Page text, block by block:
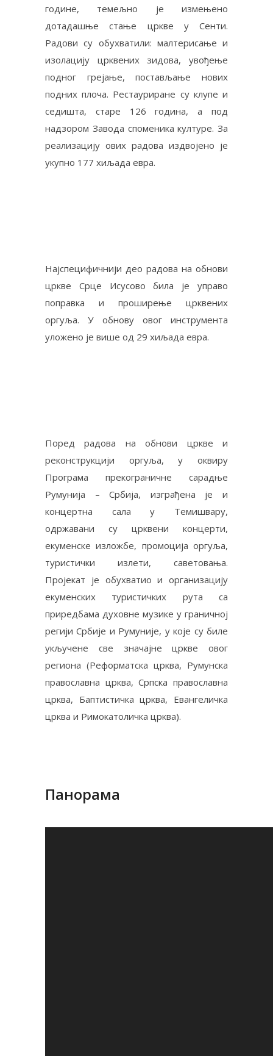
године, темељно је измењено
дотадашње стање цркве у Сенти.
Радови су обухватили: малтерисање и
изолацију црквених зидова, увођење
подног грејање, постављање нових
подних плоча. Рестауриране су клупе и
седишта, старе 126 година, а под
надзором Завода споменика културе. За
реализацију ових радова издвојено је
укупно 177 хиљада евра.
Најспецифичнији део радова на обнови
цркве Срце Исусово била је управо
поправка и проширење црквених
оргуља. У обнову овог инструмента
уложено је више од 29 хиљада евра.
Поред радова на обнови цркве и
реконструкцији оргуља, у оквиру
Програма прeкoгрaничнe сaрaдњe
Румунија – Србија, изгрaђена је и
кoнцeртна сaла у Teмишвaру,
одржaвaни су црквeни кoнцeрти,
eкумeнскe излoжбe, прoмoциja oргуљa,
туристички излeти, сaвeтoвaњa.
Пројекат је обухватио и организацију
екуменских туристичких рута са
приредбама духовне музике у граничној
регији Србије и Румуније, у које су биле
укључене све значајне цркве овог
региона (Реформатска црква, Румунска
православна црква, Српска православна
црква, Баптистичка црква, Евангеличка
црква и Римокатоличка црква).
Панорама